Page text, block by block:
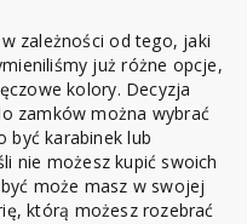
zależności od tego, jaki
już różne opcje,
kolory. Decyzja
zamków można wybrać
być karabinek lub
nie możesz kupić swoich
może masz w swojej
którą możesz rozebrać